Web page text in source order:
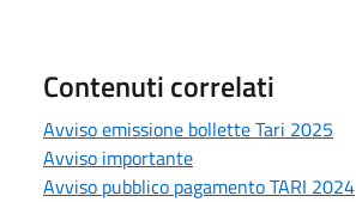
Contenuti correlati
Avviso emissione bollette Tari 2025
Avviso importante
Avviso pubblico pagamento TARI 2024